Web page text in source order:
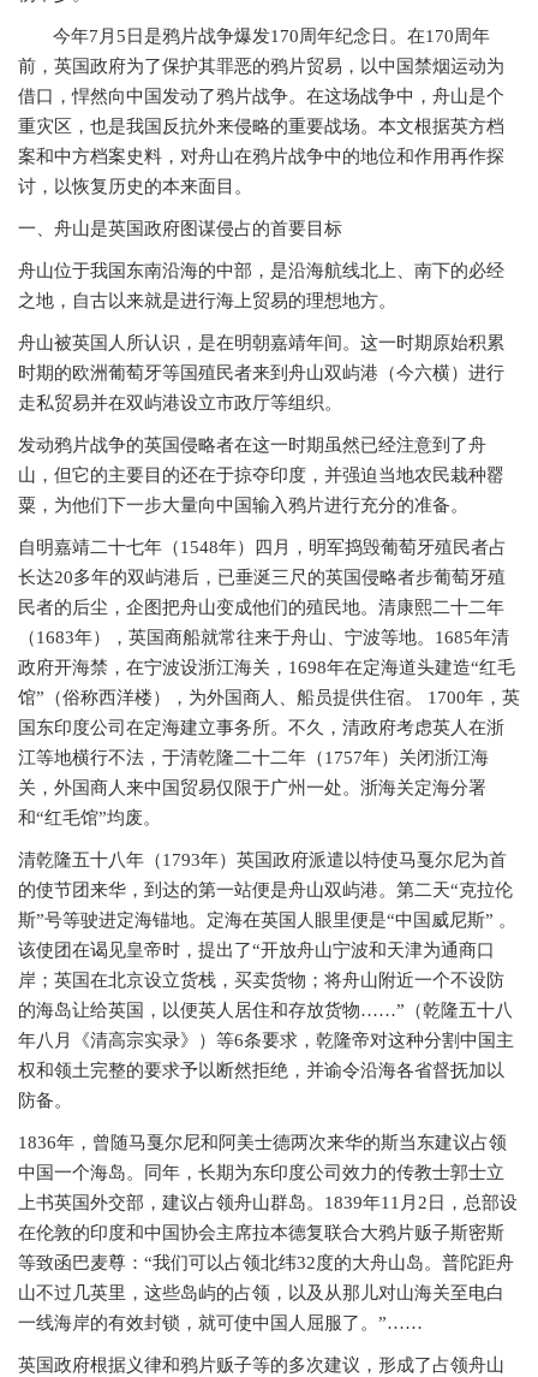
今年7月5日是鸦片战争爆发170周年纪念日。在170周年
前，英国政府为了保护其罪恶的鸦片贸易，以中国禁烟运动为
借口，悍然向中国发动了鸦片战争。在这场战争中，舟山是个
重灾区，也是我国反抗外来侵略的重要战场。本文根据英方档
案和中方档案史料，对舟山在鸦片战争中的地位和作用再作探
讨，以恢复历史的本来面目。
一、舟山是英国政府图谋侵占的首要目标
舟山位于我国东南沿海的中部，是沿海航线北上、南下的必经
之地，自古以来就是进行海上贸易的理想地方。
舟山被英国人所认识，是在明朝嘉靖年间。这一时期原始积累
时期的欧洲葡萄牙等国殖民者来到舟山双屿港（今六横）进行
走私贸易并在双屿港设立市政厅等组织。
发动鸦片战争的英国侵略者在这一时期虽然已经注意到了舟
山，但它的主要目的还在于掠夺印度，并强迫当地农民栽种罂
粟，为他们下一步大量向中国输入鸦片进行充分的准备。
自明嘉靖二十七年（1548年）四月，明军捣毁葡萄牙殖民者占
长达20多年的双屿港后，已垂涎三尺的英国侵略者步葡萄牙殖
民者的后尘，企图把舟山变成他们的殖民地。清康熙二十二年
（1683年），英国商船就常往来于舟山、宁波等地。1685年清
政府开海禁，在宁波设浙江海关，1698年在定海道头建造“红毛
馆”（俗称西洋楼），为外国商人、船员提供住宿。 1700年，英
国东印度公司在定海建立事务所。不久，清政府考虑英人在浙
江等地横行不法，于清乾隆二十二年（1757年）关闭浙江海
关，外国商人来中国贸易仅限于广州一处。浙海关定海分署
和“红毛馆”均废。
清乾隆五十八年（1793年）英国政府派遣以特使马戛尔尼为首
的使节团来华，到达的第一站便是舟山双屿港。第二天“克拉伦
斯”号等驶进定海锚地。定海在英国人眼里便是“中国威尼斯” 。
该使团在谒见皇帝时，提出了“开放舟山宁波和天津为通商口
岸；英国在北京设立货栈，买卖货物；将舟山附近一个不设防
的海岛让给英国，以便英人居住和存放货物……”（乾隆五十八
年八月《清高宗实录》）等6条要求，乾隆帝对这种分割中国主
权和领土完整的要求予以断然拒绝，并谕令沿海各省督抚加以
防备。
1836年，曾随马戛尔尼和阿美士德两次来华的斯当东建议占领
中国一个海岛。同年，长期为东印度公司效力的传教士郭士立
上书英国外交部，建议占领舟山群岛。1839年11月2日，总部设
在伦敦的印度和中国协会主席拉本德复联合大鸦片贩子斯密斯
等致函巴麦尊：“我们可以占领北纬32度的大舟山岛。普陀距舟
山不过几英里，这些岛屿的占领，以及从那儿对山海关至电白
一线海岸的有效封锁，就可使中国人屈服了。”……
英国政府根据义律和鸦片贩子等的多次建议，形成了占领舟山